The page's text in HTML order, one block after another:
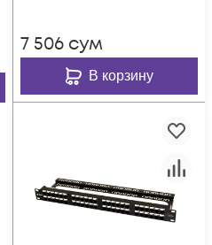
7 506 сум
В корзину